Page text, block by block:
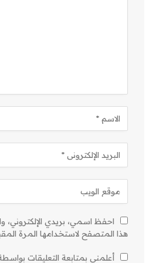
احفظ اسمي، بريدي الإلكتروني،
هذا المتصفح لاستخدامها المرة
أعلمني بمتابعة التعليقات بواسطة